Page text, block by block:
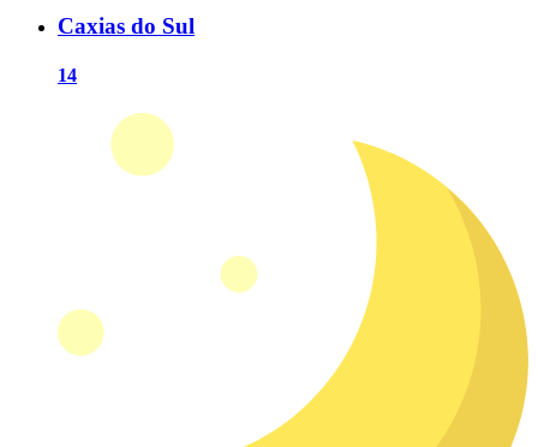
Caxias do Sul
14